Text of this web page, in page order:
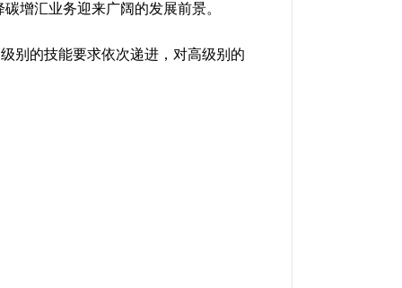
增汇业务迎来广阔的发展前景。
别的技能要求依次递进，对高级别的